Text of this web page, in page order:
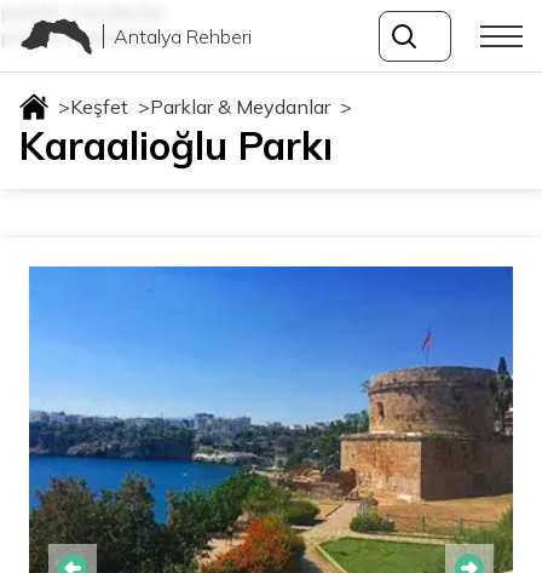
parklar-meydanlar
parklar-meydanlarAntalya Rehberi
>Keşfet >Parklar & Meydanlar >
Karaalioğlu Parkı